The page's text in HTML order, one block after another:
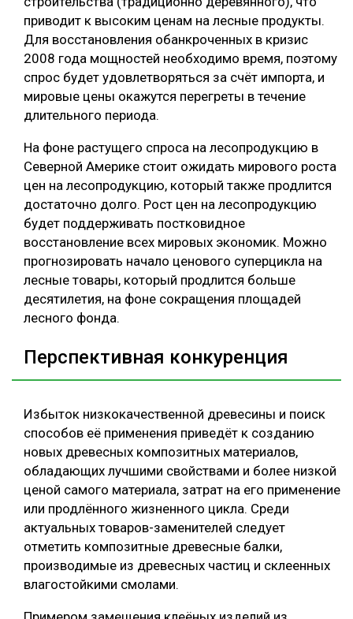
приводит к высоким ценам на лесные продукты.
Для восстановления обанкроченных в кризис
2008 года мощностей необходимо время, поэтому
спрос будет удовлетворяться за счёт импорта, и
мировые цены окажутся перегреты в течение
длительного периода.
На фоне растущего спроса на лесопродукцию в
Северной Америке стоит ожидать мирового роста
цен на лесопродукцию, который также продлится
достаточно долго. Рост цен на лесопродукцию
будет поддерживать постковидное
восстановление всех мировых экономик. Можно
прогнозировать начало ценового суперцикла на
лесные товары, который продлится больше
десятилетия, на фоне сокращения площадей
лесного фонда.
Перспективная конкуренция
Избыток низкокачественной древесины и поиск
способов её применения приведёт к созданию
новых древесных композитных материалов,
обладающих лучшими свойствами и более низкой
ценой самого материала, затрат на его применение
или продлённого жизненного цикла. Среди
актуальных товаров-заменителей следует
отметить композитные древесные балки,
производимые из древесных частиц и склеенных
влагостойкими смолами.